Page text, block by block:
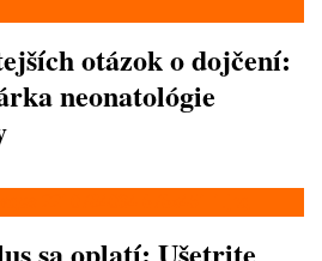
otázok o dojčení:
neonatológie